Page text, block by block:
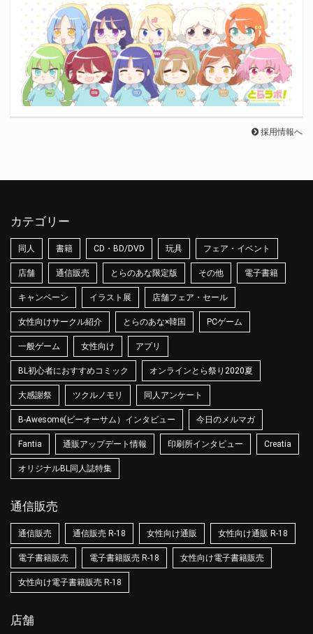
採用情報へ
カテゴリー
同人 書籍 CD・BD/DVD 玩具 フェア・イベント
店舗 通信販売 とらのあな限定版 その他 電子書籍
キャンペーン イラスト展 店舗フェア・セール
女性向けサークル紹介 とらのあな×韓国 PCゲーム
一般ゲーム 女性向け アプリ
BL初心者におすすめコミック オンラインとら祭り2020夏
大感謝祭 ツクルノモリ 同人アンケート
B-Awesome(ビーオーサム）インタビュー 今日のメルマガ
Fantia 通販アップデート情報 印刷所インタビュー Creatia
オリジナルBL同人誌特集
通信販売
通信販売 通信販売 R-18 女性向け通販 女性向け通販 R-18
電子書籍販売 電子書籍販売 R-18 女性向け電子書籍販売
女性向け電子書籍販売 R-18
店舗